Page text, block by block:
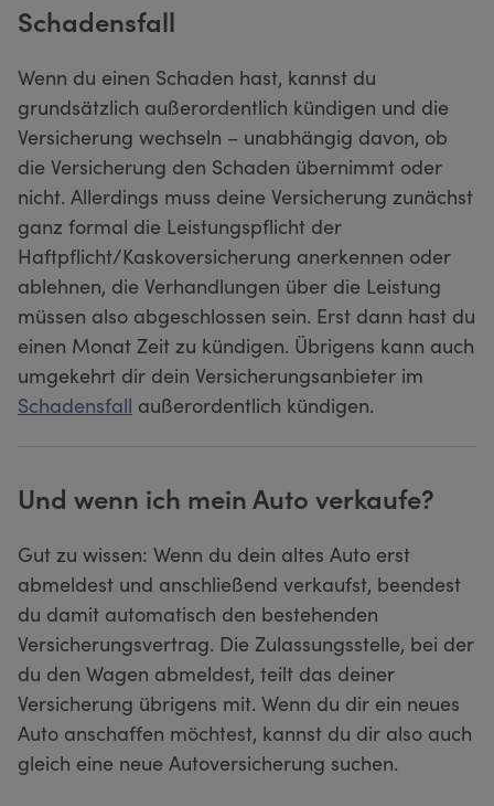
Schadensfall
Wenn du einen Schaden hast, kannst du
grundsätzlich außerordentlich kündigen und die
Versicherung wechseln – unabhängig davon, ob
die Versicherung den Schaden übernimmt oder
nicht. Allerdings muss deine Versicherung zunächst
ganz formal die Leistungspflicht der
Haftpflicht/Kaskoversicherung anerkennen oder
ablehnen, die Verhandlungen über die Leistung
müssen also abgeschlossen sein. Erst dann hast du
einen Monat Zeit zu kündigen. Übrigens kann auch
umgekehrt dir dein Versicherungsanbieter im
Schadensfall außerordentlich kündigen.
Und wenn ich mein Auto verkaufe?
Gut zu wissen: Wenn du dein altes Auto erst
abmeldest und anschließend verkaufst, beendest
du damit automatisch den bestehenden
Versicherungsvertrag. Die Zulassungsstelle, bei der
du den Wagen abmeldest, teilt das deiner
Versicherung übrigens mit. Wenn du dir ein neues
Auto anschaffen möchtest, kannst du dir also auch
gleich eine neue Autoversicherung suchen.